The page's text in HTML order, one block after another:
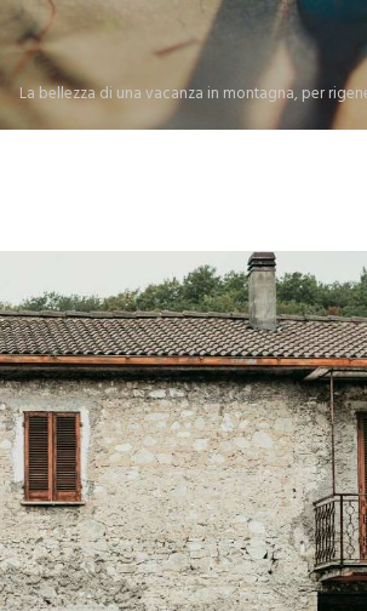
La bellezza di una vacanza in montagna, per